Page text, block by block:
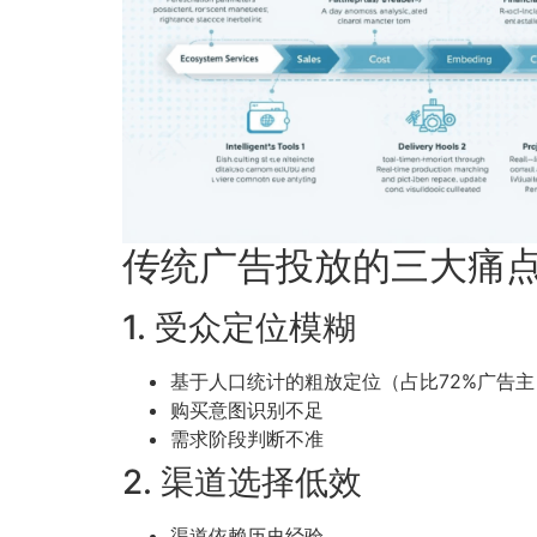
传统广告投放的三大痛
1. 受众定位模糊
基于人口统计的粗放定位（占比72%广告
购买意图识别不足
需求阶段判断不准
2. 渠道选择低效